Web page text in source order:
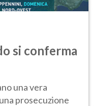
si conferma
una vera
prosecuzione